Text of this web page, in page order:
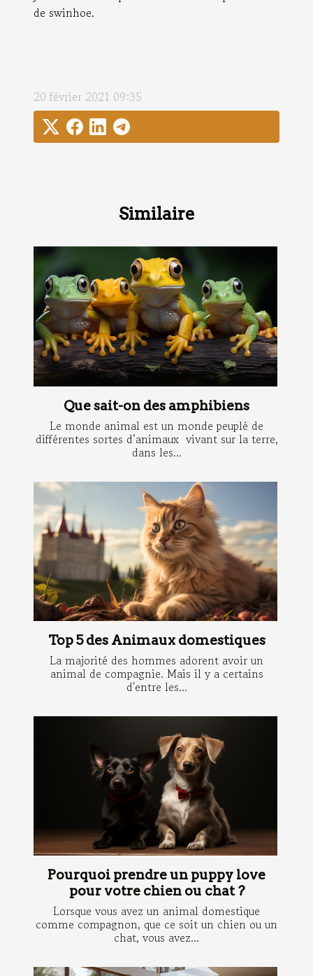
de swinhoe.
20 février 2021 09:35
Similaire
Que sait-on des amphibiens
Le monde animal est un monde peuplé de
différentes sortes d’animaux vivant sur la terre,
dans les...
Top 5 des Animaux domestiques
La majorité des hommes adorent avoir un
animal de compagnie. Mais il y a certains
d'entre les...
Pourquoi prendre un puppy love
pour votre chien ou chat ?
Lorsque vous avez un animal domestique
comme compagnon, que ce soit un chien ou un
chat, vous avez...